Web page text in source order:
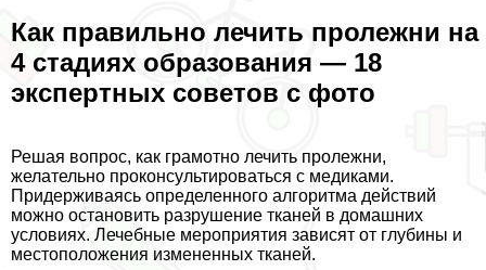
Как правильно лечить пролежни на
4 стадиях образования — 18
экспертных советов с фото
Решая вопрос, как грамотно лечить пролежни,
желательно проконсультироваться с медиками.
Придерживаясь определенного алгоритма действий
можно остановить разрушение тканей в домашних
условиях. Лечебные мероприятия зависят от глубины и
местоположения измененных тканей.